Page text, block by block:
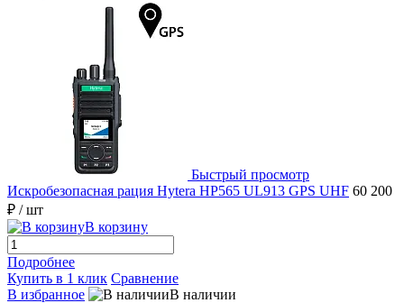
Быстрый просмотр
Искробезопасная рация Hytera HP565 UL913 GPS UHF 60 200
₽ / шт
В корзину
Подробнее
Купить в 1 клик Сравнение
В избранное
В наличии